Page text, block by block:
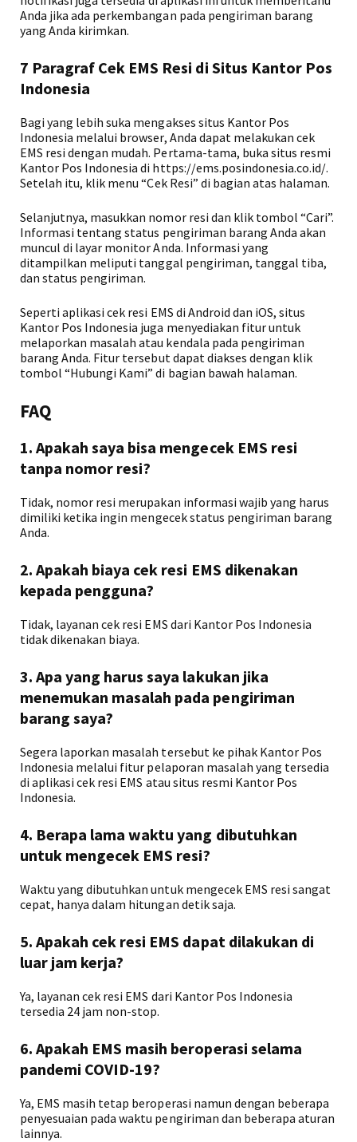
Anda jika ada perkembangan pada pengiriman barang
yang Anda kirimkan.
7 Paragraf Cek EMS Resi di Situs Kantor Pos
Indonesia
Bagi yang lebih suka mengakses situs Kantor Pos
Indonesia melalui browser, Anda dapat melakukan cek
EMS resi dengan mudah. Pertama-tama, buka situs resmi
Kantor Pos Indonesia di https://ems.posindonesia.co.id/.
Setelah itu, klik menu “Cek Resi” di bagian atas halaman.
Selanjutnya, masukkan nomor resi dan klik tombol “Cari”.
Informasi tentang status pengiriman barang Anda akan
muncul di layar monitor Anda. Informasi yang
ditampilkan meliputi tanggal pengiriman, tanggal tiba,
dan status pengiriman.
Seperti aplikasi cek resi EMS di Android dan iOS, situs
Kantor Pos Indonesia juga menyediakan fitur untuk
melaporkan masalah atau kendala pada pengiriman
barang Anda. Fitur tersebut dapat diakses dengan klik
tombol “Hubungi Kami” di bagian bawah halaman.
FAQ
1. Apakah saya bisa mengecek EMS resi
tanpa nomor resi?
Tidak, nomor resi merupakan informasi wajib yang harus
dimiliki ketika ingin mengecek status pengiriman barang
Anda.
2. Apakah biaya cek resi EMS dikenakan
kepada pengguna?
Tidak, layanan cek resi EMS dari Kantor Pos Indonesia
tidak dikenakan biaya.
3. Apa yang harus saya lakukan jika
menemukan masalah pada pengiriman
barang saya?
Segera laporkan masalah tersebut ke pihak Kantor Pos
Indonesia melalui fitur pelaporan masalah yang tersedia
di aplikasi cek resi EMS atau situs resmi Kantor Pos
Indonesia.
4. Berapa lama waktu yang dibutuhkan
untuk mengecek EMS resi?
Waktu yang dibutuhkan untuk mengecek EMS resi sangat
cepat, hanya dalam hitungan detik saja.
5. Apakah cek resi EMS dapat dilakukan di
luar jam kerja?
Ya, layanan cek resi EMS dari Kantor Pos Indonesia
tersedia 24 jam non-stop.
6. Apakah EMS masih beroperasi selama
pandemi COVID-19?
Ya, EMS masih tetap beroperasi namun dengan beberapa
penyesuaian pada waktu pengiriman dan beberapa aturan
lainnya.